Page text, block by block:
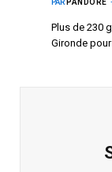
Plus de 230
Gironde pour